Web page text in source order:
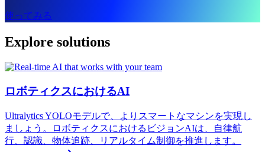
使ってみる
Explore solutions
ロボティクスにおけるAI
Ultralytics YOLOモデルで、よりスマートなマシンを実現し
ましょう。ロボティクスにおけるビジョンAIは、自律航
行、認識、物体追跡、リアルタイム制御を推進します。